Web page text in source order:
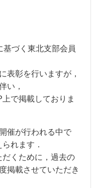
づく東北支部会員
表彰を行いますが，
い，
で掲載しておりま
催が行われる中で
れます．
くために，過去の
掲載させていただき